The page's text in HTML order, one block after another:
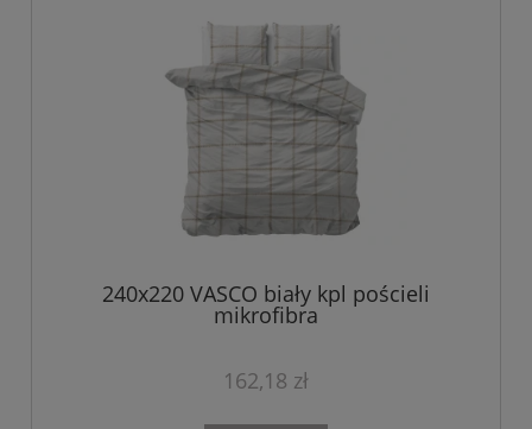
240x220 VASCO biały kpl pościeli
mikrofibra
162,18 zł